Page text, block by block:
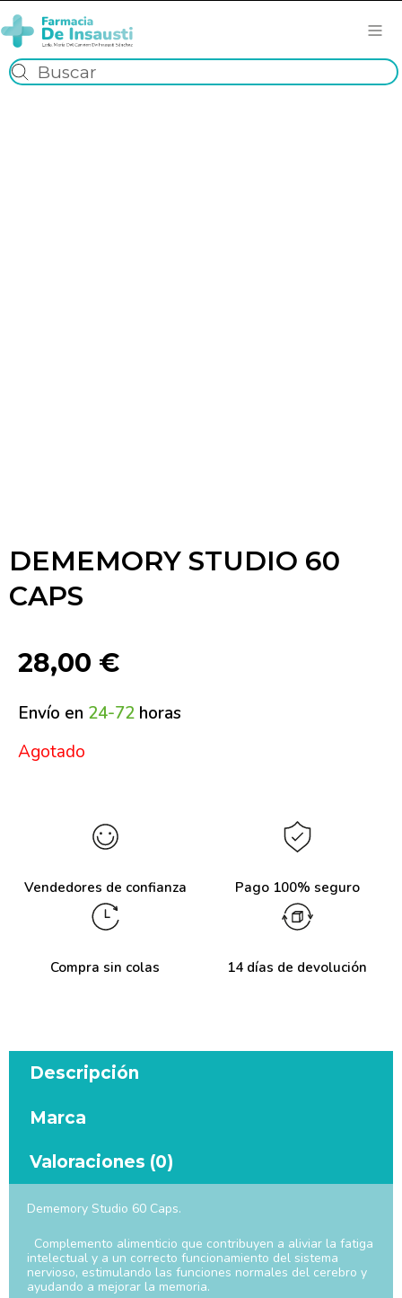
DEMEMORY STUDIO 60
CAPS
28,00 €
Envío en 24-72 horas
Agotado
Vendedores de confianza Pago 100% seguro
Compra sin colas 14 días de devolución
Descripción
Marca
Valoraciones (0)
Dememory Studio 60 Caps.
Complemento alimenticio que contribuyen a aliviar la fatiga
intelectual y a un correcto funcionamiento del sistema
nervioso, estimulando las funciones normales del cerebro y
ayudando a mejorar la memoria.